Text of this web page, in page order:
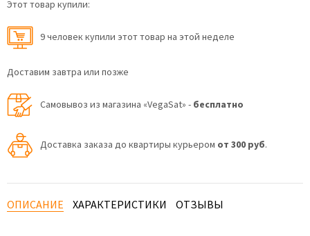
Этот товар купили:
9 человек купили этот товар на этой неделе
Доставим завтра или позже
Самовывоз из магазина «VegaSat» - бесплатно
Доставка заказа до квартиры курьером от 300 руб.
ОПИСАНИЕ ХАРАКТЕРИСТИКИ ОТЗЫВЫ